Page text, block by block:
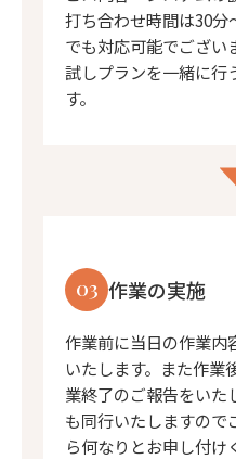
打ち合わせ時間は30分
でも対応可能でござ
試しプランを一緒に行
す。
03 作業の実施
作業前に当日の作業内
いたします。また作業
業終了のご報告をいた
も同行いたしますので
ら何なりとお申し付け